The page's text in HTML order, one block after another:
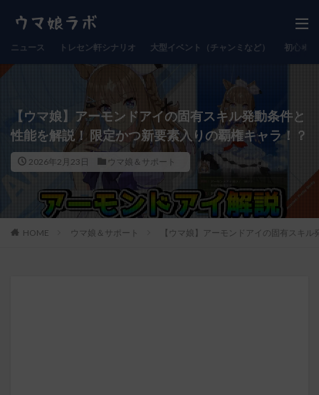
ニュース トレセン軒シナリオ 大型イベント（チャンミなど） 初心者
【ウマ娘】アーモンドアイの固有スキル発動条件と
性能を解説！ 限定かつ新要素入りの覇権キャラ！？
2026年2月23日 ウマ娘＆サポート
HOME ウマ娘＆サポート 【ウマ娘】アーモンドアイの固有スキ